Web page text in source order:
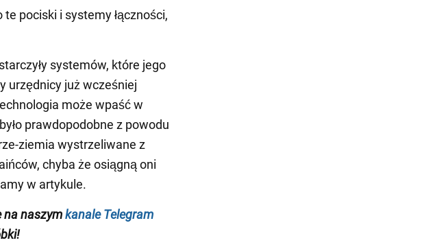
pociski i systemy łączności,
systemów, które jego
urzędnicy już wcześniej
może wpaść w
prawdopodobne z powodu
ziemia wystrzeliwane z
chyba że osiągną oni
w artykule.
na naszymkanale Telegram